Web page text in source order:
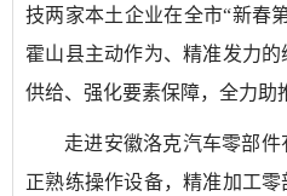
技两家本土企业在全市“新春
霍山县主动作为、精准发力
供给、强化要素保障，全力助
走进安徽洛克汽车零部件
正熟练操作设备，精准加工